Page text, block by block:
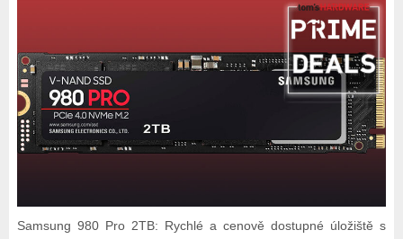
Samsung 980 Pro 2TB: Rychlé a cenově dostupné úložiště s